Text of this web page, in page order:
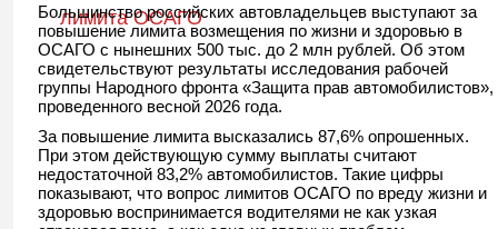
лимита ОСАГО
Большинство российских автовладельцев выступают за
повышение лимита возмещения по жизни и здоровью в
ОСАГО с нынешних 500 тыс. до 2 млн рублей. Об этом
свидетельствуют результаты исследования рабочей
группы Народного фронта «Защита прав автомобилистов»,
проведенного весной 2026 года.
За повышение лимита высказались 87,6% опрошенных.
При этом действующую сумму выплаты считают
недостаточной 83,2% автомобилистов. Такие цифры
показывают, что вопрос лимитов ОСАГО по вреду жизни и
здоровью воспринимается водителями не как узкая